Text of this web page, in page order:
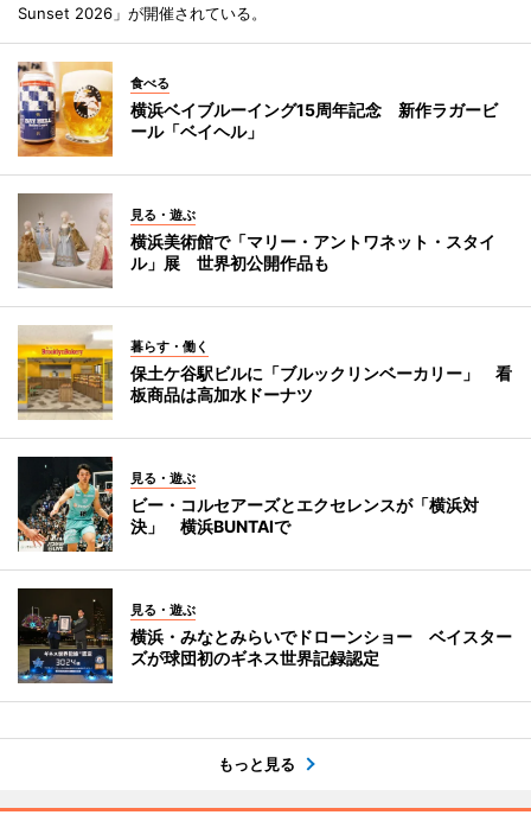
Sunset 2026」が開催されている。
食べる
横浜ベイブルーイング15周年記念 新作ラガービ
ール「ベイヘル」
見る・遊ぶ
横浜美術館で「マリー・アントワネット・スタイ
ル」展 世界初公開作品も
暮らす・働く
保土ケ谷駅ビルに「ブルックリンベーカリー」 看
板商品は高加水ドーナツ
見る・遊ぶ
ビー・コルセアーズとエクセレンスが「横浜対
決」 横浜BUNTAIで
見る・遊ぶ
横浜・みなとみらいでドローンショー ベイスター
ズが球団初のギネス世界記録認定
もっと見る